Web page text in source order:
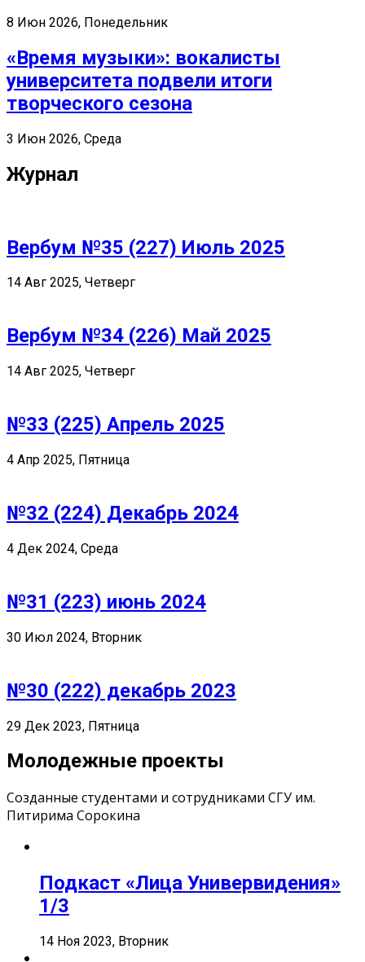
8 Июн 2026, Понедельник
«Время музыки»: вокалисты
университета подвели итоги
творческого сезона
3 Июн 2026, Среда
Журнал
Вербум №35 (227) Июль 2025
14 Авг 2025, Четверг
Вербум №34 (226) Май 2025
14 Авг 2025, Четверг
№33 (225) Апрель 2025
4 Апр 2025, Пятница
№32 (224) Декабрь 2024
4 Дек 2024, Среда
№31 (223) июнь 2024
30 Июл 2024, Вторник
№30 (222) декабрь 2023
29 Дек 2023, Пятница
Молодежные проекты
Созданные студентами и сотрудниками СГУ им.
Питирима Сорокина
Подкаст «Лица Универвидения»
1/3
14 Ноя 2023, Вторник